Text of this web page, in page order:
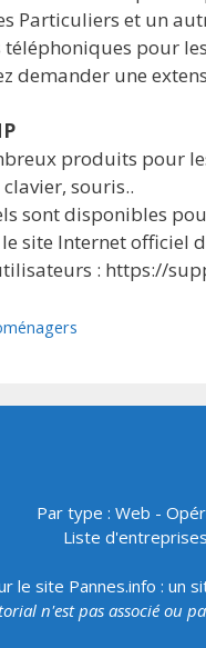
Particuliers et un
téléphoniques pour
demander une
produits pour
souris..
sont disponibles
site Internet
: https://
Par type : Web -
Liste
le site Pannes.info : un
n'est pas associé ou